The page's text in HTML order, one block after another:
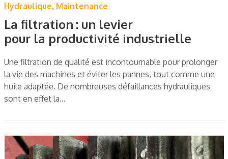
Hydraulique, Maintenance
La filtration : un levier
pour la productivité industrielle
Une filtration de qualité est incontournable pour prolonger
la vie des machines et éviter les pannes, tout comme une
huile adaptée. De nombreuses défaillances hydrauliques
sont en effet la…